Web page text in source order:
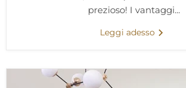
prezioso! I vantaggi...
Leggi adesso